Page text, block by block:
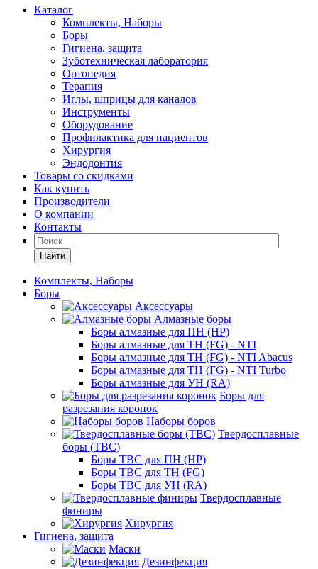
Каталог
Комплекты, Наборы
Боры
Гигиена, защита
Зуботехническая лаборатория
Ортопедия
Терапия
Иглы, шприцы для каналов
Инструменты
Оборудование
Профилактика для пациентов
Хирургия
Эндодонтия
Товары со скидками
Как купить
Производители
О компании
Контакты
Найти
Комплекты, Наборы
Боры
Аксессуары
Алмазные боры
Боры алмазные для ПН (HP)
Боры алмазные для ТН (FG) - NTI
Боры алмазные для ТН (FG) - NTI Abacus
Боры алмазные для ТН (FG) - NTI Turbo
Боры алмазные для УН (RA)
Боры для
разрезания коронок
Наборы боров
Твердосплавные
боры (ТВС)
Боры ТВС для ПН (HP)
Боры ТВС для ТН (FG)
Боры ТВС для УН (RA)
Твердосплавные
финиры
Хирургия
Гигиена, защита
Маски
Дезинфекция